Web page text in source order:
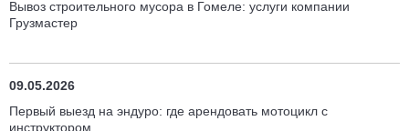
Вывоз строительного мусора в Гомеле: услуги компании
Грузмастер
09.05.2026
Первый выезд на эндуро: где арендовать мотоцикл с
инструктором